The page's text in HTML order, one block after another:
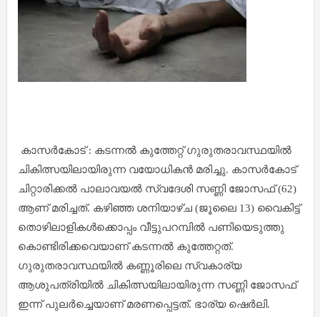
കാസർകോട് : കടന്നൽ കുത്തേറ്റ് ഗുരുതരാവസ്ഥയിൽ
ചികിത്സയിലായിരുന്ന വയോധികൻ മരിച്ചു. കാസർകോട്
ചിറ്റാരിക്കൽ പാലാവയൽ സ്വദേശി സണ്ണി ജോസഫ് (62)
ആണ് മരിച്ചത്. കഴിഞ്ഞ ശനിയാഴ്‌ച (ജൂലൈ 13) വൈകിട്ട്
തൊഴിലാളികൾക്കൊപ്പം വീട്ടുപറമ്പിൽ പണിയെടുത്തു
കൊണ്ടിരിക്കവെയാണ് കടന്നൽ കുത്തേറ്റത്.
ഗുരുതരാവസ്ഥയിൽ കണ്ണൂരിലെ സ്വകാര്യ
ആശുപത്രിയിൽ ചികിത്സയിലായിരുന്ന സണ്ണി ജോസഫ്
ഇന്ന് പുലർച്ചെയാണ് മരണപ്പെട്ടത്. ഭാര്യ ഷെർലി.